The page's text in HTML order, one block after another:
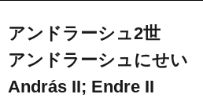
アンドラーシュ2世
アンドラーシュにせい
András II; Endre II